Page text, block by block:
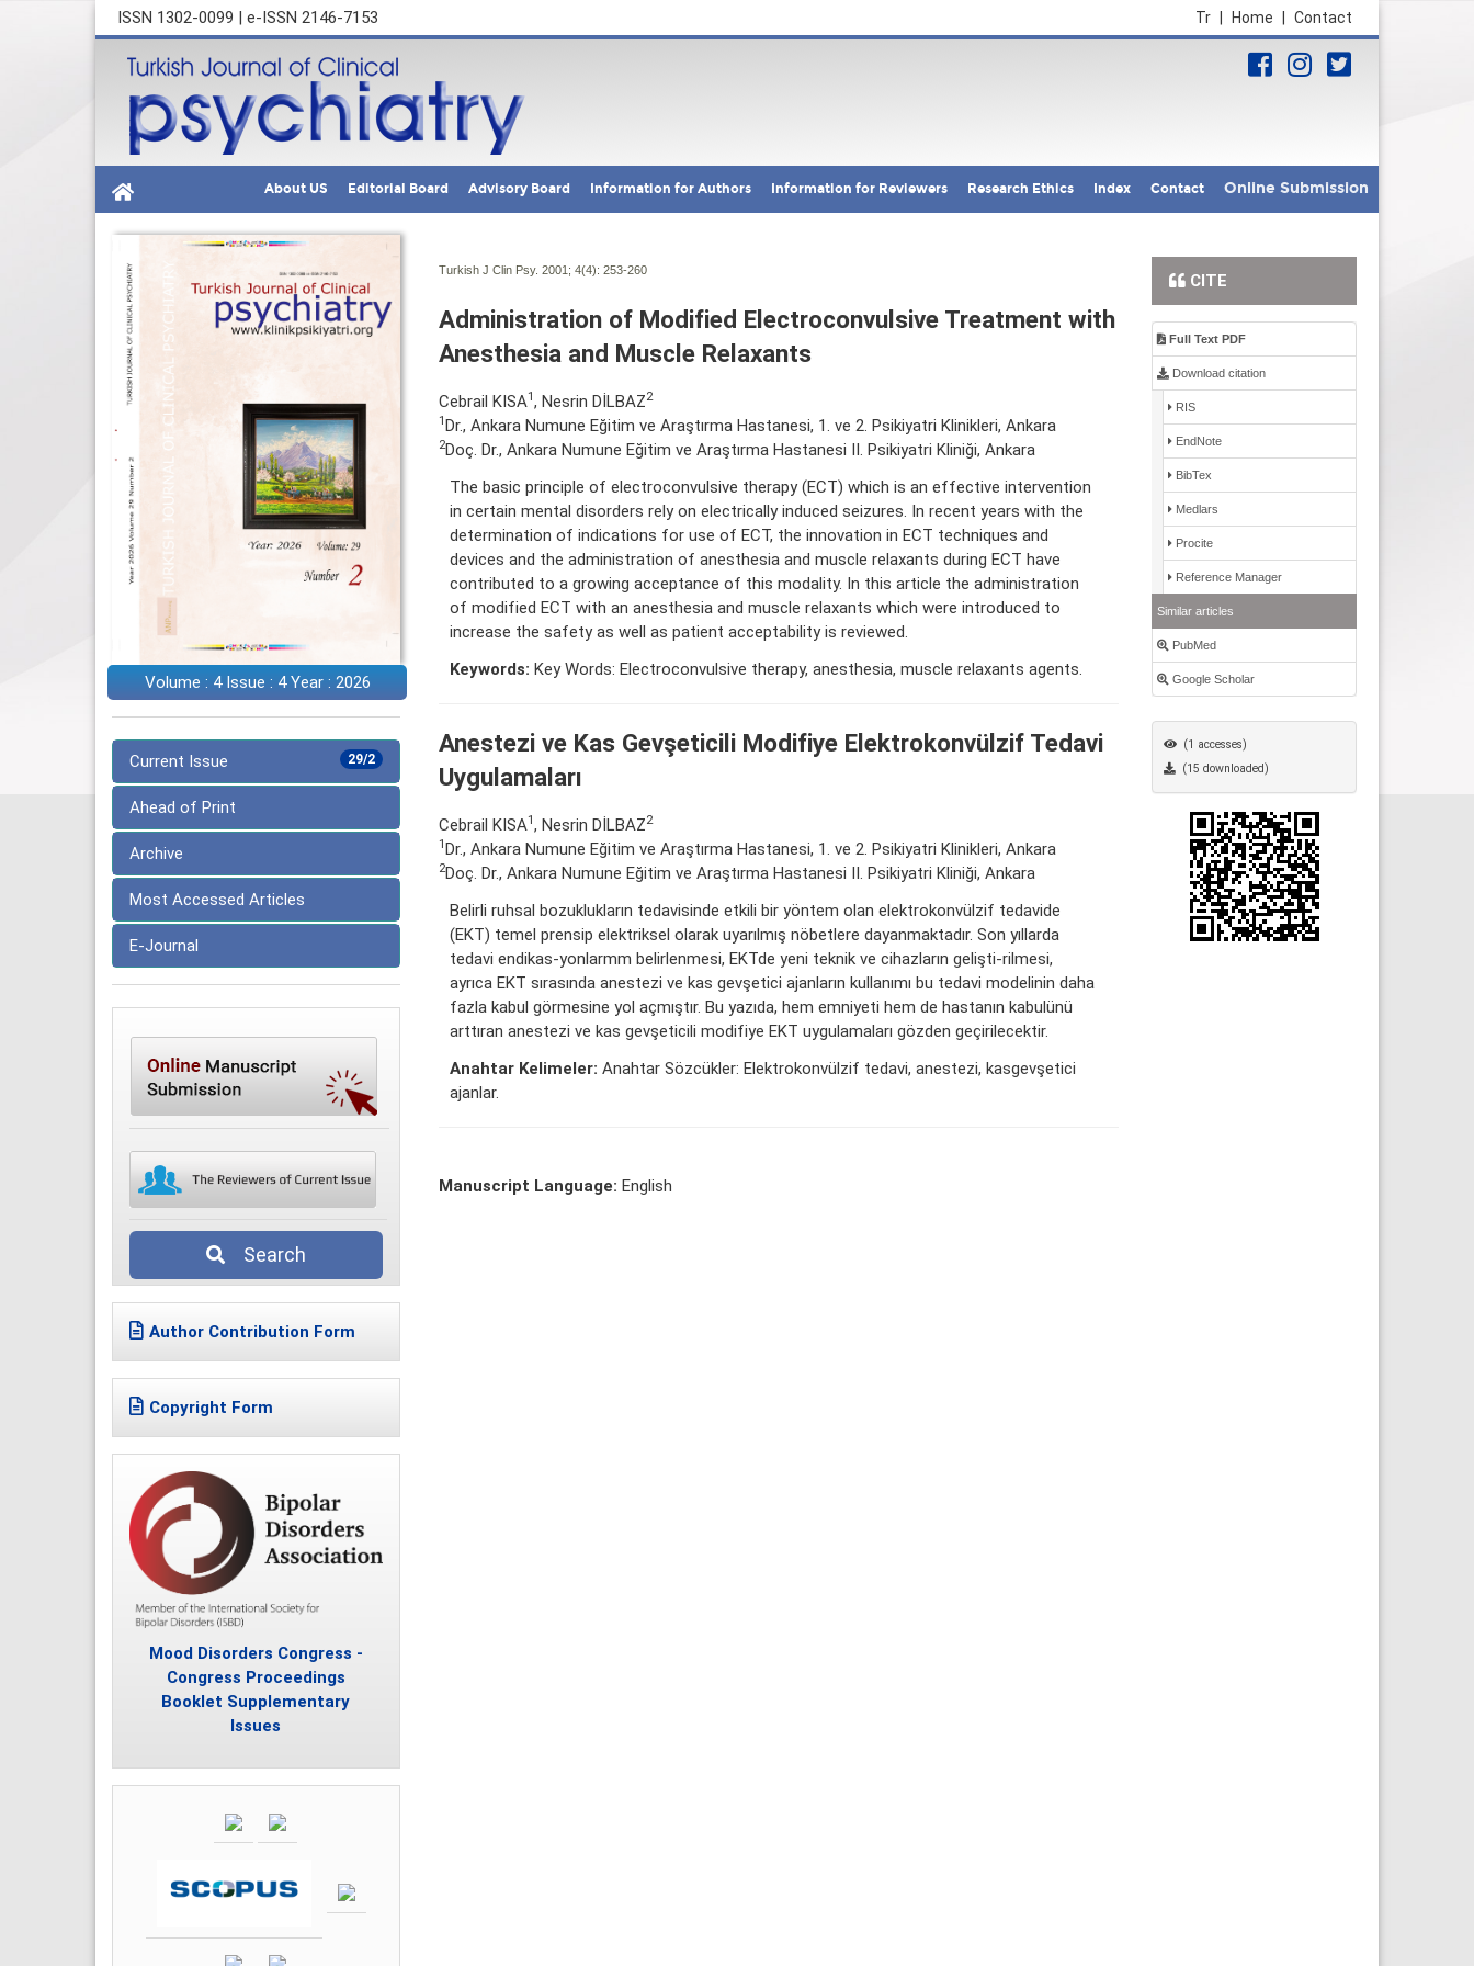
ISSN 1302-0099 | e-ISSN 2146-7153 Contact
Home
Tr
About US Editorial Board Advisory Board Information for Authors Information for Reviewers Research Ethics Index Contact Online Submission
Volume : 4 Issue : 4 Year : 2026
29/2
Current Issue
Ahead of Print
Archive
Most Accessed Articles
E-Journal
Search
Author Contribution Form
Copyright Form
Mood Disorders Congress -
Congress Proceedings
Booklet Supplementary
Issues
Turkish J Clin Psy. 2001; 4(4): 253-260
Administration of Modified Electroconvulsive Treatment with
Anesthesia and Muscle Relaxants
Cebrail KISA1 , Nesrin DİLBAZ2
1 Dr., Ankara Numune Eğitim ve Araştırma Hastanesi, 1. ve 2. Psikiyatri Klinikleri, Ankara
2Doç. Dr., Ankara Numune Eğitim ve Araştırma Hastanesi II. Psikiyatri Kliniği, Ankara
The basic principle of electroconvulsive therapy (ECT) which is an effective intervention
in certain mental disorders rely on electrically induced seizures. In recent years with the
determination of indications for use of ECT, the innovation in ECT techniques and
devices and the administration of anesthesia and muscle relaxants during ECT have
contributed to a growing acceptance of this modality. In this article the administration
of modified ECT with an anesthesia and muscle relaxants which were introduced to
increase the safety as well as patient acceptability is reviewed.
Keywords: Key Words: Electroconvulsive therapy, anesthesia, muscle relaxants agents.
Anestezi ve Kas Gevşeticili Modifiye Elektrokonvülzif Tedavi
Uygulamaları
Cebrail KISA1, Nesrin DİLBAZ2
1Dr., Ankara Numune Eğitim ve Araştırma Hastanesi, 1. ve 2. Psikiyatri Klinikleri, Ankara
2Doç. Dr., Ankara Numune Eğitim ve Araştırma Hastanesi II. Psikiyatri Kliniği, Ankara
Belirli ruhsal bozuklukların tedavisinde etkili bir yöntem olan elektrokonvülzif tedavide
(EKT) temel prensip elektriksel olarak uyarılmış nöbetlere dayanmaktadır. Son yıllarda
tedavi endikas-yonlarmm belirlenmesi, EKTde yeni teknik ve cihazların gelişti-rilmesi,
ayrıca EKT sırasında anestezi ve kas gevşetici ajanların kullanımı bu tedavi modelinin daha
fazla kabul görmesine yol açmıştır. Bu yazıda, hem emniyeti hem de hastanın kabulünü
arttıran anestezi ve kas gevşeticili modifiye EKT uygulamaları gözden geçirilecektir.
Anahtar Kelimeler: Anahtar Sözcükler: Elektrokonvülzif tedavi, anestezi, kasgevşetici
ajanlar.
Manuscript Language: English
CITE
Full Text PDF
Download citation
RIS
EndNote
BibTex
Medlars
Procite
Reference Manager
Similar articles
PubMed
Google Scholar
(1 accesses)
(15 downloaded)